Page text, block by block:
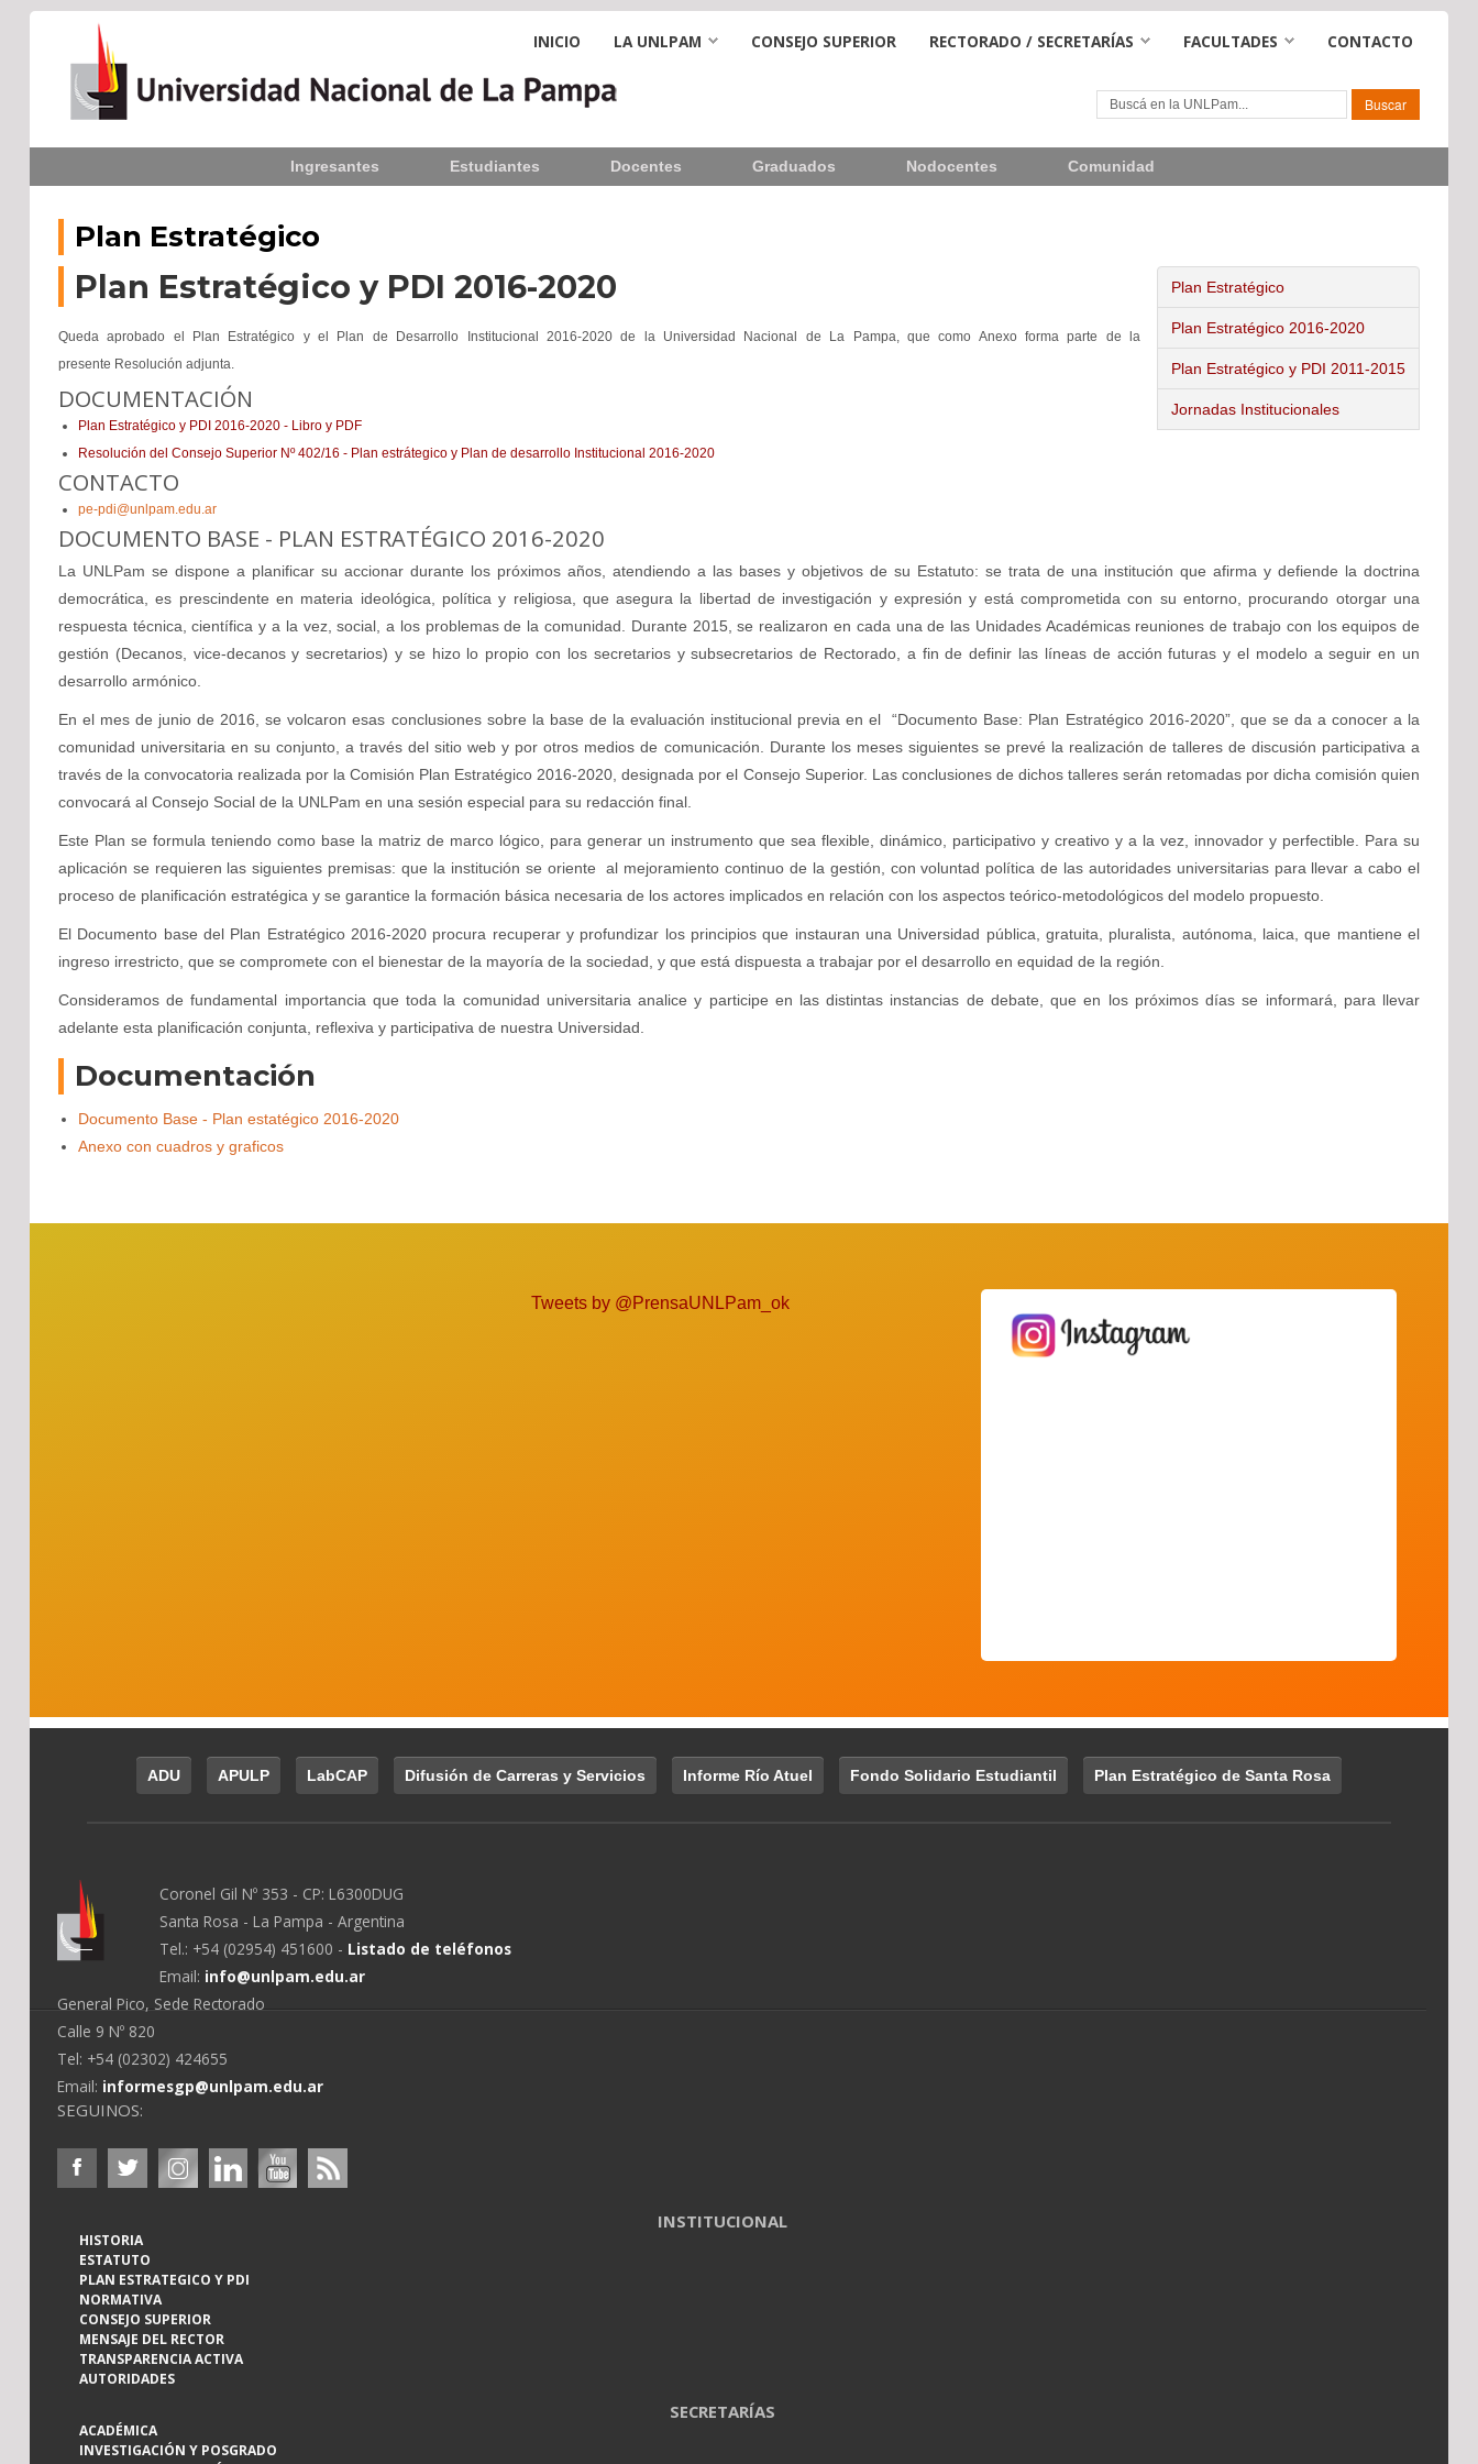
La UNLPam
Consejo Superior
Rectorado / Secretarías
Contacto
Seguínosen:
INICIO LA UNLPAM CONSEJO SUPERIOR RECTORADO / SECRETARÍAS FACULTADES CONTACTO
Ingresantes Estudiantes Docentes Graduados Nodocentes Comunidad
Plan Estratégico
Plan Estratégico
Plan Estratégico 2016-2020
Plan Estratégico y PDI 2011-2015
Jornadas Institucionales
Plan Estratégico y PDI 2016-2020
Queda aprobado el Plan Estratégico y el Plan de Desarrollo Institucional 2016-2020 de la Universidad Nacional de La Pampa, que como Anexo forma parte de la
presente Resolución adjunta.
DOCUMENTACIÓN
Plan Estratégico y PDI 2016-2020 - Libro y PDF
Resolución del Consejo Superior Nº 402/16 - Plan estrátegico y Plan de desarrollo Institucional 2016-2020
CONTACTO
pe-pdi@unlpam.edu.ar
DOCUMENTO BASE - PLAN ESTRATÉGICO 2016-2020
La UNLPam se dispone a planificar su accionar durante los próximos años, atendiendo a las bases y objetivos de su Estatuto: se trata de una institución que afirma y defiende la doctrina
democrática, es prescindente en materia ideológica, política y religiosa, que asegura la libertad de investigación y expresión y está comprometida con su entorno, procurando otorgar una
respuesta técnica, científica y a la vez, social, a los problemas de la comunidad. Durante 2015, se realizaron en cada una de las Unidades Académicas reuniones de trabajo con los equipos de
gestión (Decanos, vice-decanos y secretarios) y se hizo lo propio con los secretarios y subsecretarios de Rectorado, a fin de definir las líneas de acción futuras y el modelo a seguir en un
desarrollo armónico.
En el mes de junio de 2016, se volcaron esas conclusiones sobre la base de la evaluación institucional previa en el “Documento Base: Plan Estratégico 2016-2020”, que se da a conocer a la
comunidad universitaria en su conjunto, a través del sitio web y por otros medios de comunicación. Durante los meses siguientes se prevé la realización de talleres de discusión participativa a
través de la convocatoria realizada por la Comisión Plan Estratégico 2016-2020, designada por el Consejo Superior. Las conclusiones de dichos talleres serán retomadas por dicha comisión quien
convocará al Consejo Social de la UNLPam en una sesión especial para su redacción final.
Este Plan se formula teniendo como base la matriz de marco lógico, para generar un instrumento que sea flexible, dinámico, participativo y creativo y a la vez, innovador y perfectible. Para su
aplicación se requieren las siguientes premisas: que la institución se oriente al mejoramiento continuo de la gestión, con voluntad política de las autoridades universitarias para llevar a cabo el
proceso de planificación estratégica y se garantice la formación básica necesaria de los actores implicados en relación con los aspectos teórico-metodológicos del modelo propuesto.
El Documento base del Plan Estratégico 2016-2020 procura recuperar y profundizar los principios que instauran una Universidad pública, gratuita, pluralista, autónoma, laica, que mantiene el
ingreso irrestricto, que se compromete con el bienestar de la mayoría de la sociedad, y que está dispuesta a trabajar por el desarrollo en equidad de la región.
Consideramos de fundamental importancia que toda la comunidad universitaria analice y participe en las distintas instancias de debate, que en los próximos días se informará, para llevar
adelante esta planificación conjunta, reflexiva y participativa de nuestra Universidad.
Documentación
Documento Base - Plan estatégico 2016-2020
Anexo con cuadros y graficos
Tweets by @PrensaUNLPam_ok
ADU APULP LabCAP Difusión de Carreras y Servicios Informe Río Atuel Fondo Solidario Estudiantil Plan Estratégico de Santa Rosa
Coronel Gil Nº 353 - CP: L6300DUG
Santa Rosa - La Pampa - Argentina
Tel.: +54 (02954) 451600 - Listado de teléfonos
Email: info@unlpam.edu.ar
General Pico, Sede Rectorado
Calle 9 Nº 820
Tel: +54 (02302) 424655
Email: informesgp@unlpam.edu.ar
SEGUINOS:
INSTITUCIONAL
HISTORIA
ESTATUTO
PLAN ESTRATEGICO Y PDI
NORMATIVA
CONSEJO SUPERIOR
MENSAJE DEL RECTOR
TRANSPARENCIA ACTIVA
AUTORIDADES
SECRETARÍAS
ACADÉMICA
INVESTIGACIÓN Y POSGRADO